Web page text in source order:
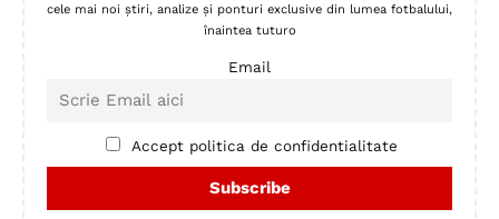
cele mai noi știri, analize și ponturi exclusive din lumea fotbalului,
înaintea tuturo
Email
Accept politica de confidentialitate